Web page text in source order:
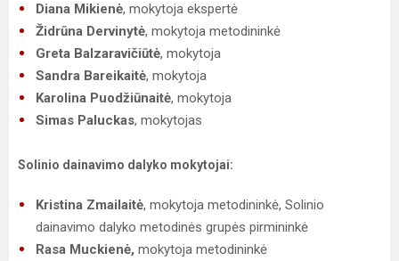
Diana Mikienė, mokytoja ekspertė
Židrūna Dervinytė, mokytoja metodininkė
Greta Balzaravičiūtė, mokytoja
Sandra Bareikaitė, mokytoja
Karolina Puodžiūnaitė, mokytoja
Simas Paluckas, mokytojas
Solinio dainavimo dalyko mokytojai:
Kristina Zmailaitė, mokytoja metodininkė, Solinio
dainavimo dalyko metodinės grupės pirmininkė
Rasa Muckienė, mokytoja metodininkė